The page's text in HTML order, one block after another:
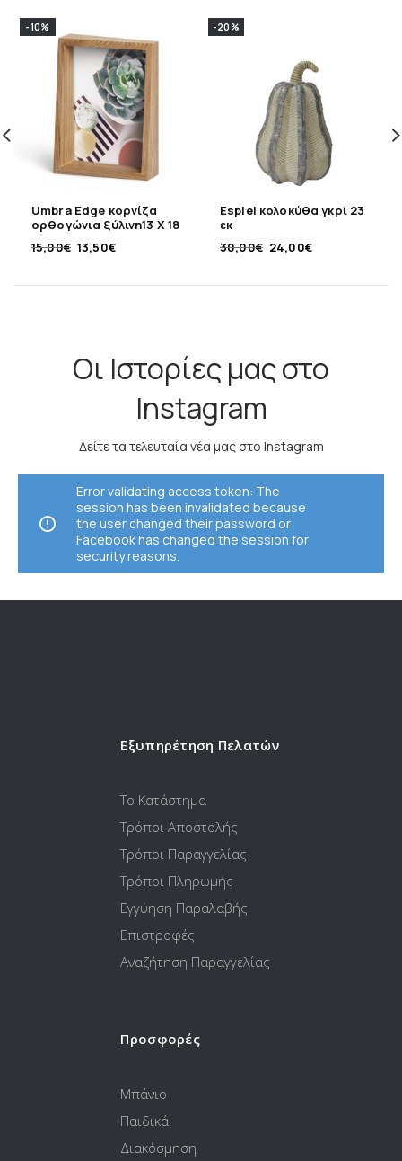
-10%
Umbra Edge κορνίζα
ορθογώνια ξύλινη13 X 18
15,00€ 13,50€
-20%
Espiel κολοκύθα γκρί 23
εκ
30,00€ 24,00€
Οι Ιστορίες μας στο
Instagram
Δείτε τα τελευταία νέα μας στο Instagram
Error validating access token: The
session has been invalidated because
the user changed their password or
Facebook has changed the session for
security reasons.
Εξυπηρέτηση Πελατών
Το Κατάστημα
Τρόποι Αποστολής
Τρόποι Παραγγελίας
Τρόποι Πληρωμής
Εγγύηση Παραλαβής
Επιστροφές
Αναζήτηση Παραγγελίας
Προσφορές
Μπάνιο
Παιδικά
Διακόσμηση